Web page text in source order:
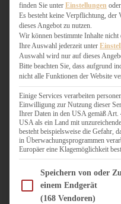
finden Sie unter Einstellungen
Es besteht keine Verpflichtung, der
dieses Angebot zu nutzen.
Wir können bestimmte Inhalte
Ihre Auswahl jederzeit unter
Auswahl wird nur auf dieses
Bitte beachten Sie, dass aufgrund
nicht alle Funktionen der Website
Einige Services verarbeiten
Einwilligung zur Nutzung dieser
Ihrer Daten in den USA gemäß
USA als ein Land mit
besteht beispielsweise die Gefahr,
in Überwachungsprogrammen
Europäer eine Klagemöglichkeit
Im Folgenden finden Sie eine
Speichern von oder
einem Endgerät
(168 Vendoren)